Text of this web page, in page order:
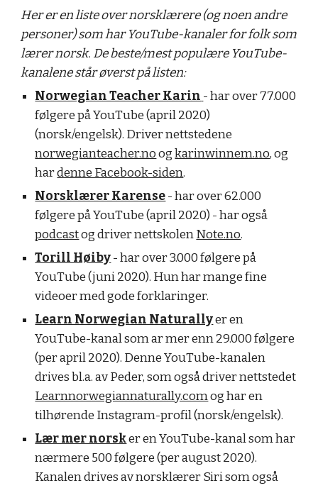
Her er en liste over norsklærere (og noen andre
personer) som har YouTube-kanaler for folk som
lærer norsk. De beste/mest populære YouTube-
kanalene står øverst på listen:
Norwegian Teacher Karin - har over 77.000
følgere på YouTube (april 2020)
(norsk/engelsk). Driver nettstedene
norwegianteacher.noogkarinwinnem.no, og
hardenne Facebook-siden.
Norsklærer Karense- har over 62.000
følgere på YouTube (april 2020) - har også
podcastog driver nettskolenNote.no.
Torill Høiby- har over 3.000 følgere på
YouTube (juni 2020). Hun har mange fine
videoer med gode forklaringer.
Learn Norwegian Naturallyer en
YouTube-kanal som ar mer enn 29.000 følgere
(per april 2020). Denne YouTube-kanalen
drives bl.a. av Peder, som også driver nettstedet
Learnnorwegiannaturally.comog har en
tilhørende Instagram-profil (norsk/engelsk).
Lær mer norsker en YouTube-kanal som har
nærmere 500 følgere (per august 2020).
Kanalen drives av norsklærer Siri som også